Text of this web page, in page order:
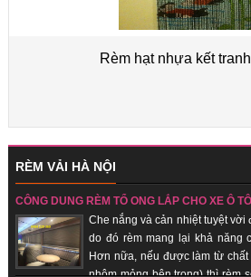
Rèm hạt nhựa kết
RÈM VẢI HÀ NỘI
CÔNG DỤNG RÈM TỔ ONG LẮP CHO XE Ô TÔ
Che nắng và cản nhiệt tuyệt
do đó rèm mang lại khả năng
Hơn nữa, nếu được làm từ
nhôm mỏng bên trong) thì rèm